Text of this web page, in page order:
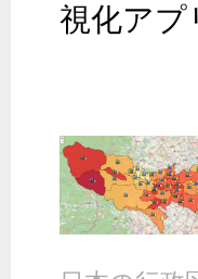
視化アプ